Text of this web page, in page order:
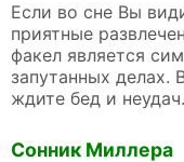
Если во сне Вы
приятные
факел является
запутанных делах.
ждите бед и неудач.
Сонник Миллера